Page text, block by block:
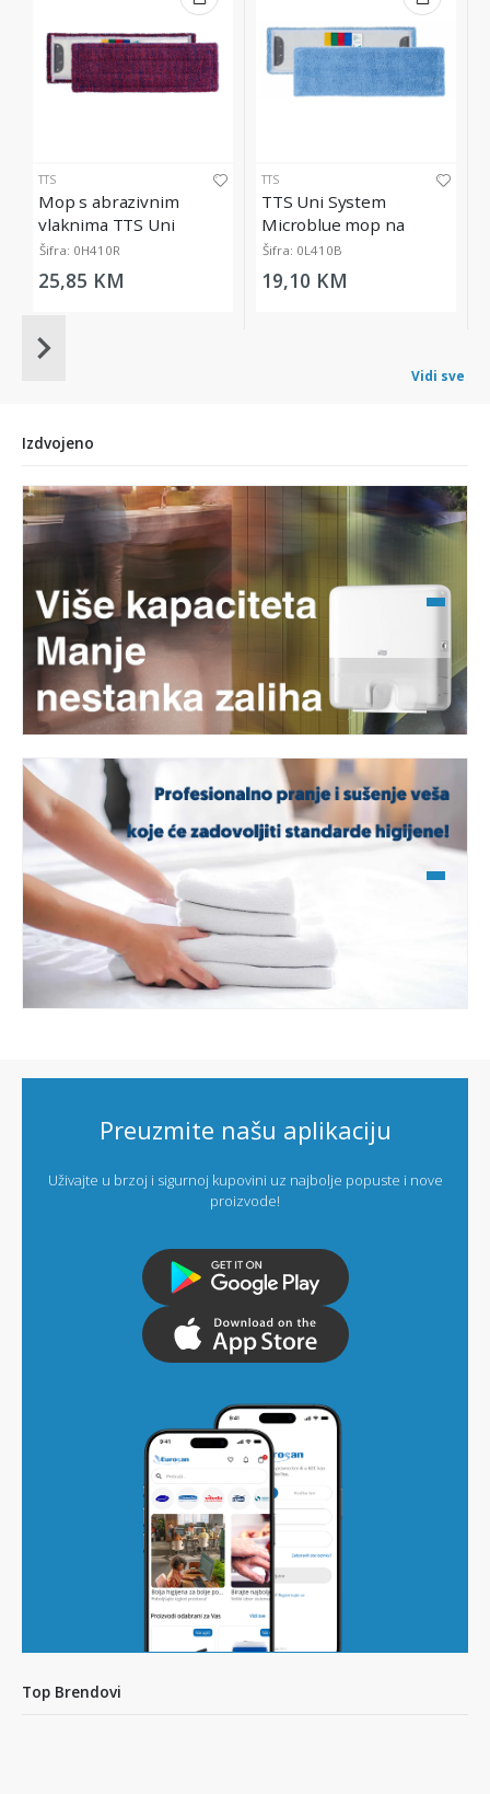
TTS
Mop s abrazivnim
vlaknima TTS Uni
System Ultrasafe, 40 cm
Šifra: 0H410R
25,85 KM
TTS
TTS Uni System
Microblue mop na
kopčanje, 40 cm
Šifra: 0L410B
19,10 KM
Item
Vidi sve
Izdvojeno
Preuzmite našu aplikaciju
Uživajte u brzoj i sigurnoj kupovini uz najbolje popuste i nove
proizvode!
Top Brendovi